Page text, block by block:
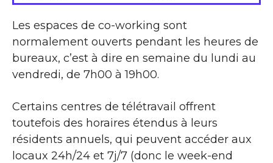
Les espaces de co-working sont
normalement ouverts pendant les heures de
bureaux, c’est à dire en semaine du lundi au
vendredi, de 7h00 à 19h00.
Certains centres de télétravail offrent
toutefois des horaires étendus à leurs
résidents annuels, qui peuvent accéder aux
locaux 24h/24 et 7j/7 (donc le week-end